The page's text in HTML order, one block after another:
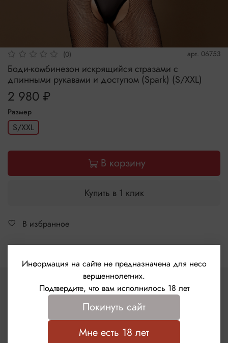
(0) арт. 06753
Боди-комбинезон искрящийся стразами с
длинными рукавами и доступом (Spark) (S/XXL)
2 980 ₽
Размер
S/XXL
В корзину
Купить в 1 клик
В избранное
Характеристики
Страна бренда
Информация на сайте не предназначена для несо
вершеннолетних.
Подтвердите, что вам исполнилось 18 лет
Покинуть сайт
Мне есть 18 лет